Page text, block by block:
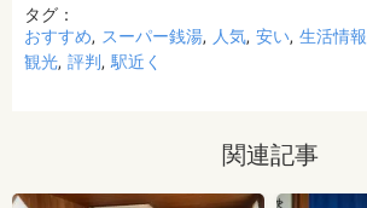
タグ：
おすすめ
スーパー銭湯 人気 安い 生活情報
観光 評判 駅近く
関連記事